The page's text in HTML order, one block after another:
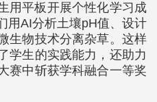
用平板开展个性化学习成
用AI分析土壤pH值、设计
生物技术分离杂草。这样
学生的实践能力，还助力
赛中斩获学科融合一等奖